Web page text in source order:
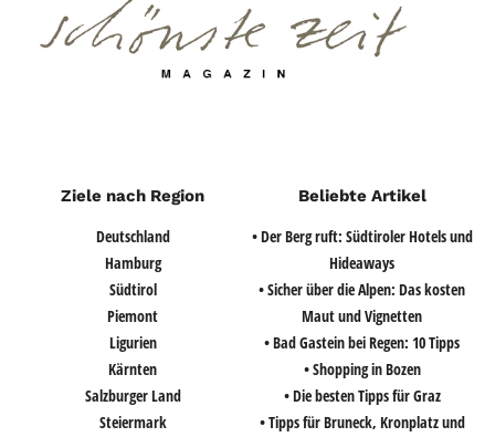
Ziele nach Region
Deutschland
Hamburg
Südtirol
Piemont
Ligurien
Kärnten
Salzburger Land
Steiermark
Beliebte Artikel
• Der Berg ruft: Südtiroler Hotels und
Hideaways
• Sicher über die Alpen: Das kosten
Maut und Vignetten
• Bad Gastein bei Regen: 10 Tipps
• Shopping in Bozen
• Die besten Tipps für Graz
• Tipps für Bruneck, Kronplatz und